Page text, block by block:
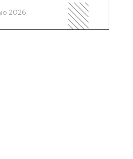
2026